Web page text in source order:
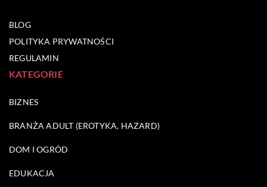
BLOG
POLITYKA PRYWATNOŚCI
REGULAMIN
KATEGORIE
BIZNES
BRANŻA ADULT (EROTYKA, HAZARD)
DOM I OGRÓD
EDUKACJA